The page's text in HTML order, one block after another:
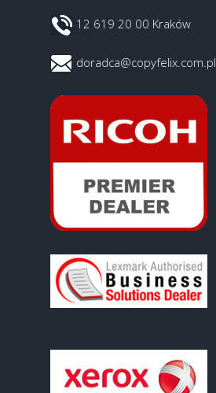
12 619 20 00 Kraków
doradca@copyfelix.com.pl